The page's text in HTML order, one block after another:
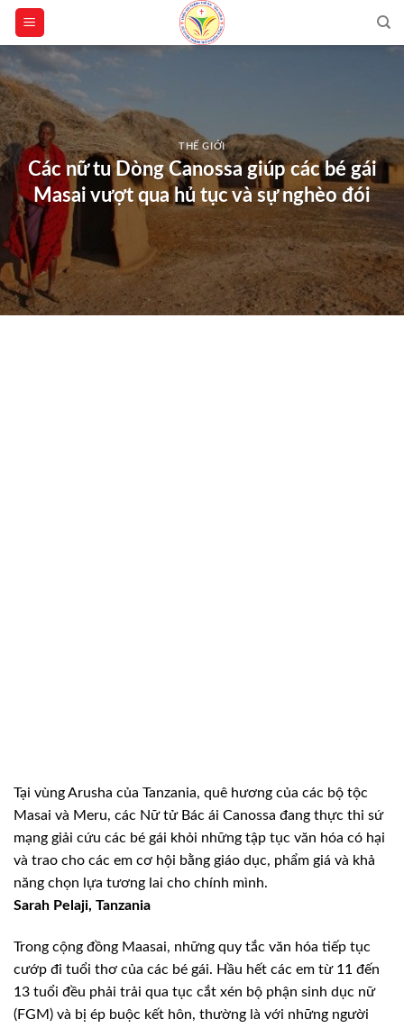
Skip
content
THẾ GIỚI
Các nữ tu Dòng Canossa giúp các bé gái
Masai vượt qua hủ tục và sự nghèo đói
Tại vùng Arusha của Tanzania, quê hương của các bộ tộc
Masai và Meru, các Nữ tử Bác ái Canossa đang thực thi sứ
mạng giải cứu các bé gái khỏi những tập tục văn hóa có hại
và trao cho các em cơ hội bằng giáo dục, phẩm giá và khả
năng chọn lựa tương lai cho chính mình.
Sarah Pelaji, Tanzania
Trong cộng đồng Maasai, những quy tắc văn hóa tiếp tục
cướp đi tuổi thơ của các bé gái. Hầu hết các em từ 11 đến
13 tuổi đều phải trải qua tục cắt xén bộ phận sinh dục nữ
(FGM) và bị ép buộc kết hôn, thường là với những người